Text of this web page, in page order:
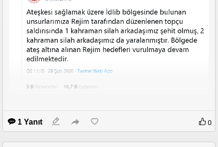
https://twitter.com/tcsavunma/status/1233485854041092104
1 Yanıt 0